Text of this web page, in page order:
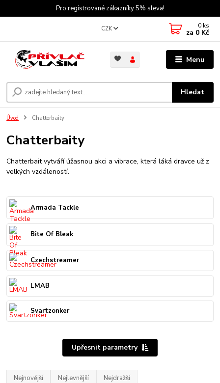
Pro registrované zákazníky 5% sleva!
Menu
CZK
Hledat
0 ks
za 0 Kč
Úvod Chatterbaity
Chatterbaity
Chatterbait vytváří úžasnou akci a vibrace, která láká dravce už z
velkých vzdáleností.
Armada Tackle
Bite Of Bleak
Czechstreamer
LMAB
Svartzonker
Upřesnit parametry
Nejnovější Nejlevnější Nejdražší